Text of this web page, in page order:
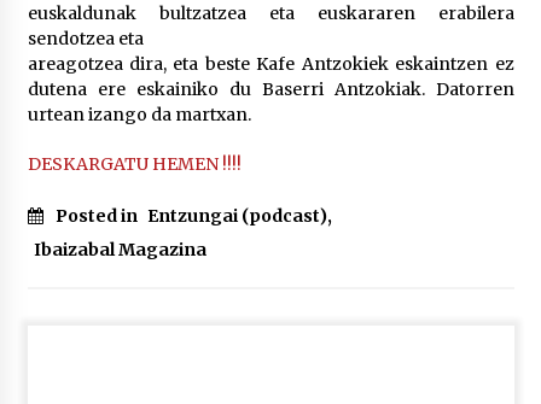
POTTO: San Pedro jaietako bertso-saioa
2026/07/09
Larunbatean Plentziako Itsas Martxa ospatuko
2026/07/07
euskaldunak bultzatzea eta euskararen erabilera
sendotzea eta
areagotzea dira, eta beste Kafe Antzokiek eskaintzen ez
dutena ere eskainiko du Baserri Antzokiak. Datorren
urtean izango da martxan.
DESKARGATU HEMEN !!!!
Posted in Entzungai (podcast),
Ibaizabal Magazina